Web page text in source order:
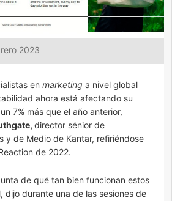
2023
en marketing a nivel global
ahora está afectando su
7% más que el año anterior,
director sénior de
y de Medio de Kantar, refiriéndose
de 2022.
de qué tan bien funcionan estos
dijo durante una de las sesiones de